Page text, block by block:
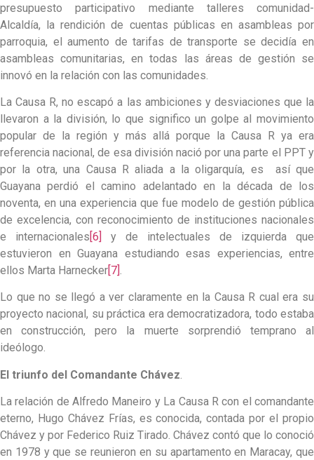
presupuesto participativo mediante talleres comunidad-
Alcaldía, la rendición de cuentas públicas en asambleas por
parroquia, el aumento de tarifas de transporte se decidía en
asambleas comunitarias, en todas las áreas de gestión se
innovó en la relación con las comunidades.
La Causa R, no escapó a las ambiciones y desviaciones que la
llevaron a la división, lo que significo un golpe al movimiento
popular de la región y más allá porque la Causa R ya era
referencia nacional, de esa división nació por una parte el PPT y
por la otra, una Causa R aliada a la oligarquía, es así que
Guayana perdió el camino adelantado en la década de los
noventa, en una experiencia que fue modelo de gestión pública
de excelencia, con reconocimiento de instituciones nacionales
e internacionales[6]
y de intelectuales de izquierda que
estuvieron en Guayana estudiando esas experiencias, entre
ellos Marta Harnecker[7].
Lo que no se llegó a ver claramente en la Causa R cual era su
proyecto nacional, su práctica era democratizadora, todo estaba
en construcción, pero la muerte sorprendió temprano al
ideólogo.
El triunfo del Comandante Chávez
La relación de Alfredo Maneiro y La Causa R con el comandante
eterno, Hugo Chávez Frías, es conocida, contada por el propio
Chávez y por Federico Ruiz Tirado. Chávez contó que lo conoció
en 1978 y que se reunieron en su apartamento en Maracay, que